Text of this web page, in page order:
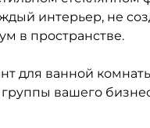
интерьер, не
в пространстве.
для ванной
группы вашего